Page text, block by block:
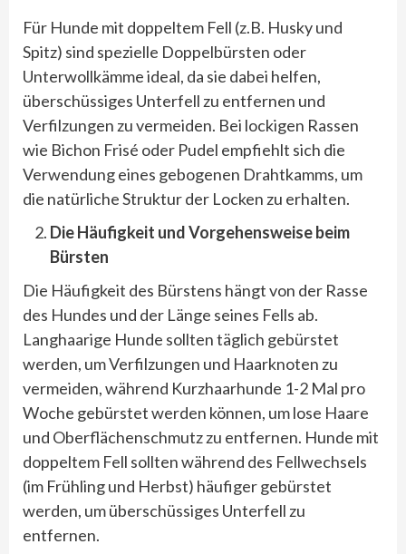
Für Hunde mit doppeltem Fell (z.B. Husky und
Spitz) sind spezielle Doppelbürsten oder
Unterwollkämme ideal, da sie dabei helfen,
überschüssiges Unterfell zu entfernen und
Verfilzungen zu vermeiden. Bei lockigen Rassen
wie Bichon Frisé oder Pudel empfiehlt sich die
Verwendung eines gebogenen Drahtkamms, um
die natürliche Struktur der Locken zu erhalten.
Die Häufigkeit und Vorgehensweise beim
Bürsten
Die Häufigkeit des Bürstens hängt von der Rasse
des Hundes und der Länge seines Fells ab.
Langhaarige Hunde sollten täglich gebürstet
werden, um Verfilzungen und Haarknoten zu
vermeiden, während Kurzhaarhunde 1-2 Mal pro
Woche gebürstet werden können, um lose Haare
und Oberflächenschmutz zu entfernen. Hunde mit
doppeltem Fell sollten während des Fellwechsels
(im Frühling und Herbst) häufiger gebürstet
werden, um überschüssiges Unterfell zu
entfernen.